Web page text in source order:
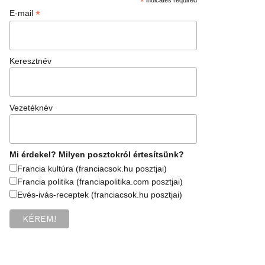
E-mail*
Keresztnév
Vezetéknév
Mi érdekel? Milyen posztokról értesítsünk?
Francia kultúra (franciacsok.hu posztjai)
Francia politika (franciapolitika.com posztjai)
Evés-ivás-receptek (franciacsok.hu posztjai)